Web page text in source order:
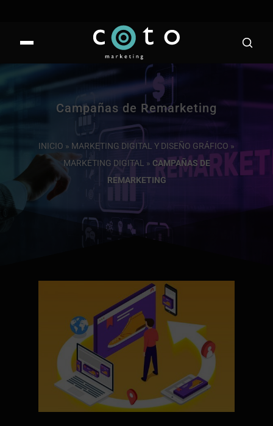
Campañas de Remarketing
INICIO » MARKETING DIGITAL Y DISEÑO GRÁFICO »
MARKETING DIGITAL » CAMPAÑAS DE
REMARKETING